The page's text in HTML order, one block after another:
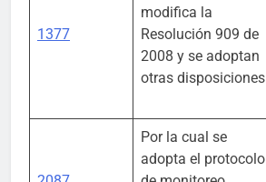
1377
modifica la
Resolución 909 de
2008 y se adoptan
otras disposiciones
Por la cual se
adopta el protocolo